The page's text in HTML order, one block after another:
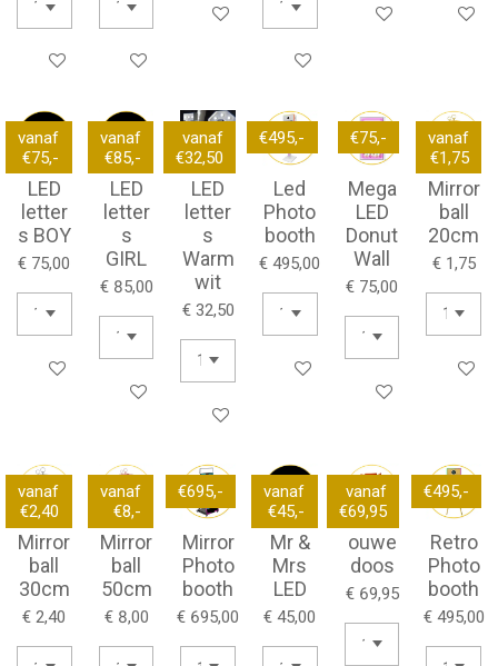
Bekijk details Bekijk details
Bekijk details
Bekijk details
Bekijk details Bekijk
vanaf
€75,-
LED
letter
s BOY
€ 75,00
Bekijk details
vanaf
€85,-
LED
letter
s
GIRL
€ 85,00
Bekijk details
vanaf
€32,50
LED
letter
s
Warm
wit
€ 32,50
Bekijk details
€495,-
Led
Photo
booth
€ 495,00
Bekijk details
€75,-
Mega
LED
Donut
Wall
€ 75,00
Bekijk details
vanaf
€1,75
Mirror
ball
20cm
€ 1,75
Bekijk
vanaf
€2,40
Mirror
ball
30cm
€ 2,40
vanaf
€8,-
Mirror
ball
50cm
€ 8,00
€695,-
Mirror
Photo
booth
€ 695,00
vanaf
€45,-
Mr &
Mrs
LED
€ 45,00
vanaf
€69,95
ouwe
doos
€ 69,95
€495,-
Retro
Photo
booth
€ 495,00